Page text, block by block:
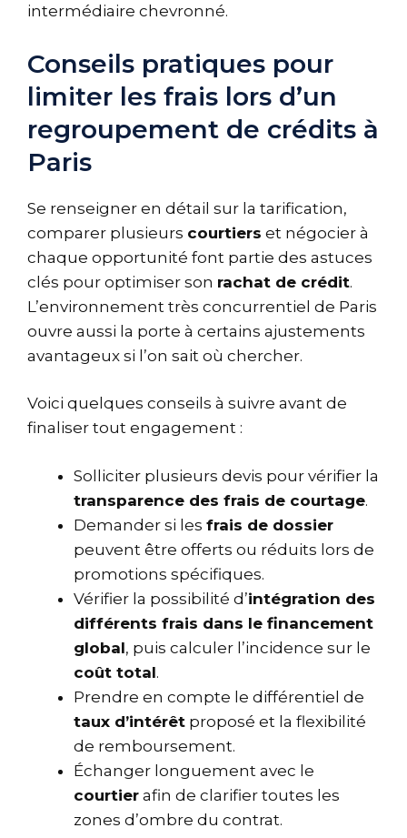
intermédiaire chevronné.
Conseils pratiques pour
limiter les frais lors d’un
regroupement de crédits à
Paris
Se renseigner en détail sur la tarification,
comparer plusieurs courtiers et négocier à
chaque opportunité font partie des astuces
clés pour optimiser son rachat de crédit.
L’environnement très concurrentiel de Paris
ouvre aussi la porte à certains ajustements
avantageux si l’on sait où chercher.
Voici quelques conseils à suivre avant de
finaliser tout engagement :
Solliciter plusieurs devis pour vérifier la
transparence des frais de courtage.
Demander si les frais de dossier
peuvent être offerts ou réduits lors de
promotions spécifiques.
Vérifier la possibilité d’intégration des
différents frais dans le financement
global, puis calculer l’incidence sur le
coût total.
Prendre en compte le différentiel de
taux d’intérêt proposé et la flexibilité
de remboursement.
Échanger longuement avec le
courtier afin de clarifier toutes les
zones d’ombre du contrat.